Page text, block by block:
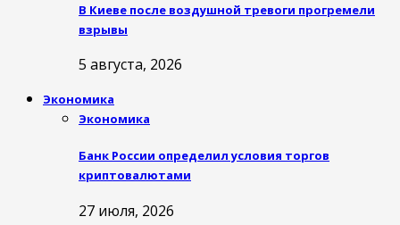
В Киеве после воздушной тревоги прогремели
взрывы
5 августа, 2026
Экономика
Экономика
Банк России определил условия торгов
криптовалютами
27 июля, 2026